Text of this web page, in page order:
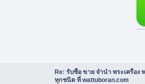
Re: รับซื้อ ขาย จำนำ พระเครื่อง
ทุกชนิด ที่ wattuboran.com